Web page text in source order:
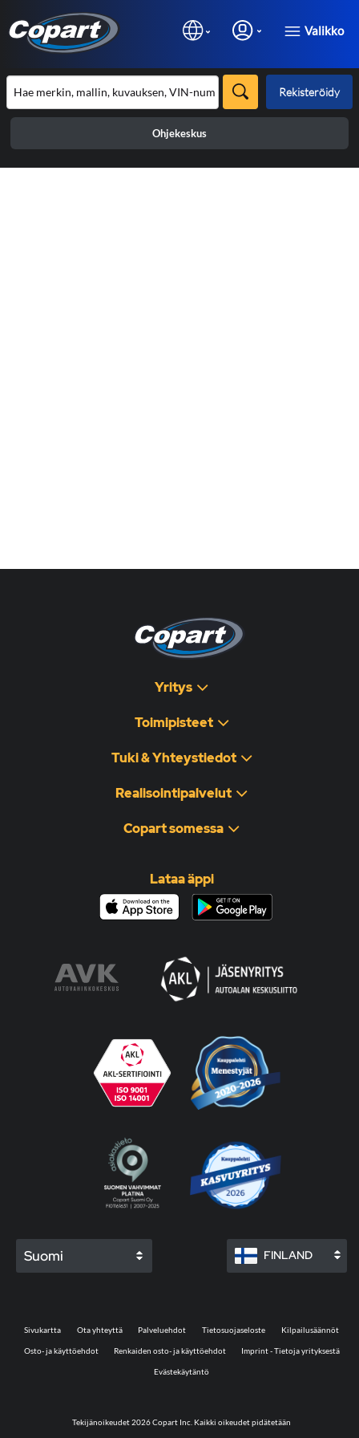
Valikko
Rekisteröidy
Ohjekeskus
Yritys
Toimipisteet
Tuki & Yhteystiedot
Realisointipalvelut
Copart somessa
Lataa äppi
Suomi FINLAND
Tekijänoikeudet 2026 Copart Inc. Kaikki oikeudet pidätetään
Sivukartta Ota yhteyttä Palveluehdot Tietosuojaseloste Kilpailusäännöt
Osto- ja käyttöehdot Renkaiden osto- ja käyttöehdot Imprint - Tietoja yrityksestä
Evästekäytäntö